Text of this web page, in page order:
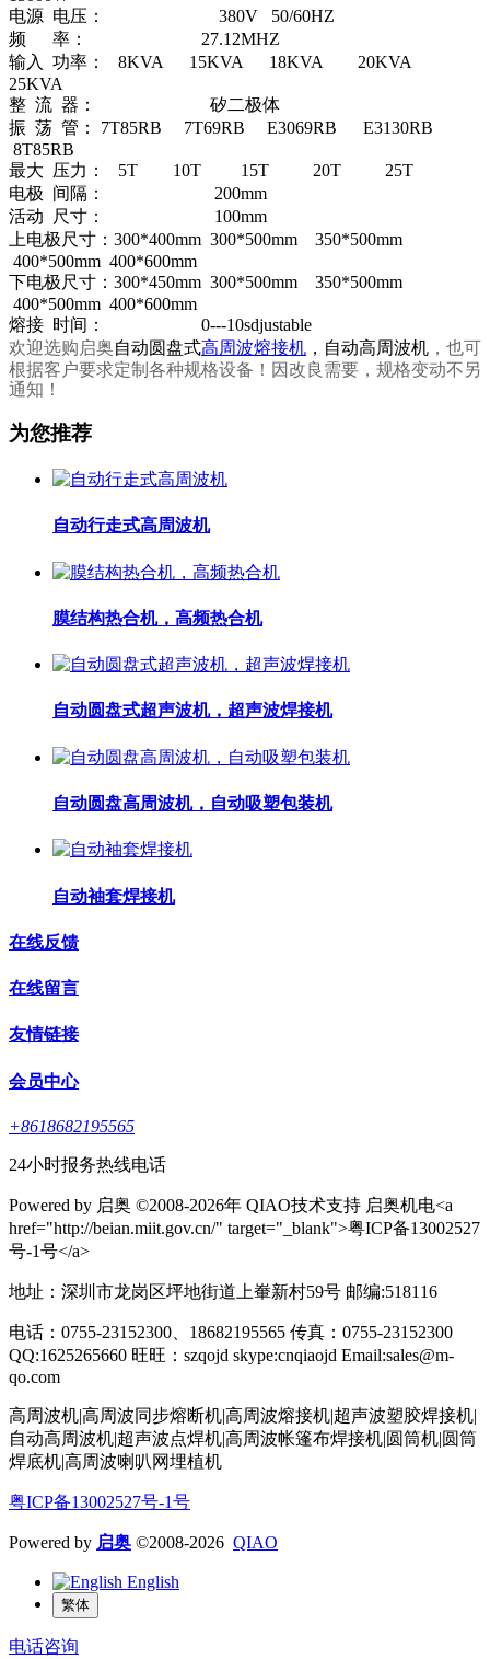
电源 电压： 380V 50/60HZ
频 率： 27.12MHZ
输入 功率： 8KVA 15KVA 18KVA 20KVA
25KVA
整 流 器： 矽二极体
振 荡 管： 7T85RB 7T69RB E3069RB E3130RB
8T85RB
最大 压力： 5T 10T 15T 20T 25T
电极 间隔： 200mm
活动 尺寸： 100mm
上电极尺寸：300*400mm 300*500mm 350*500mm
400*500mm 400*600mm
下电极尺寸：300*450mm 300*500mm 350*500mm
400*500mm 400*600mm
熔接 时间： 0---10sdjustable
欢迎选购启奥自动圆盘式高周波熔接机 ，自动高周波机 ，也可
根据客户要求定制各种规格设备！因改良需要，规格变动不另
通知！
为您推荐
自动行走式高周波机
膜结构热合机，高频热合机
自动圆盘式超声波机，超声波焊接机
自动圆盘高周波机，自动吸塑包装机
自动袖套焊接机
在线反馈
在线留言
友情链接
会员中心
+8618682195565
24小时报务热线电话
Powered by 启奥 ©2008-2026年 QIAO技术支持 启奥机电<a
href="http://beian.miit.gov.cn/" target="_blank">粤ICP备13002527
号-1号</a>
地址：深圳市龙岗区坪地街道上輋新村59号 邮编:518116
电话：0755-23152300、18682195565 传真：0755-23152300
QQ:1625265660 旺旺：szqojd skype:cnqiaojd Email:sales@m-
qo.com
高周波机|高周波同步熔断机|高周波熔接机|超声波塑胶焊接机|
自动高周波机|超声波点焊机|高周波帐篷布焊接机|圆筒机|圆筒
焊底机|高周波喇叭网埋植机
粤ICP备13002527号-1号
Powered by 启奥 ©2008-2026 QIAO
English
繁体
电话咨询